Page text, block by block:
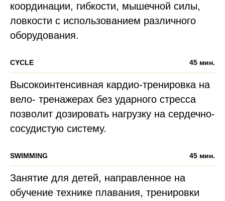
координации, гибкости, мышечной силы,
ловкости с использованием различного
оборудования.
CYCLE 45 мин.
Высокоинтенсивная кардио-тренировка на
вело- тренажерах без ударного стресса
позволит дозировать нагрузку на сердечно-
сосудистую систему.
SWIMMING 45 мин.
Занятие для детей, направленное на
обучение технике плавания, тренировки